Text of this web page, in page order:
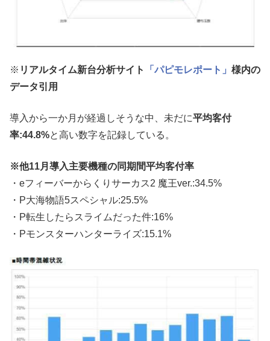
※ リアルタイム新台分析サイト 「パピモレポート」 様内の
データ引用
導入から一か月が経過しそうな中、未だに平均客付
率:44.8%と高い数字を記録している。
※他11月導入主要機種の同期間平均客付率
・eフィーバーからくりサーカス2 魔王ver.:34.5%
・P大海物語5スペシャル:25.5%
・P転生したらスライムだった件:16%
・Pモンスターハンターライズ:15.1%